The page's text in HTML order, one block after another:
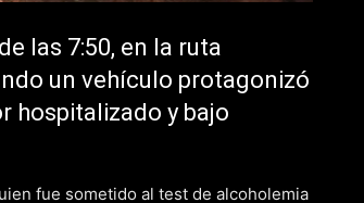
las 7:50, en la ruta
un vehículo protagonizó
hospitalizado y bajo
fue sometido al test de alcoholemia